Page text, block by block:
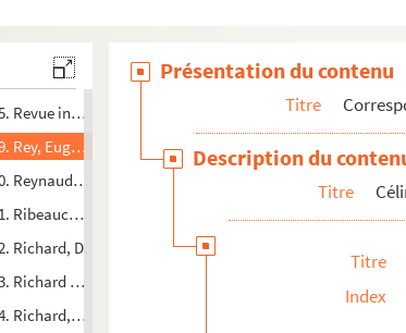
Réville, Louise
Révillon, Tony
Revue internationale des questions politiques,
Rey, Eugenio
Reynaud, Colette
Ribeaucourt, Monsieur
Richard, D.
Richard de Rieux, Emma
Richard, Eugène
Présentation du contenu
Titre
Description du
Titre
Titre
Index